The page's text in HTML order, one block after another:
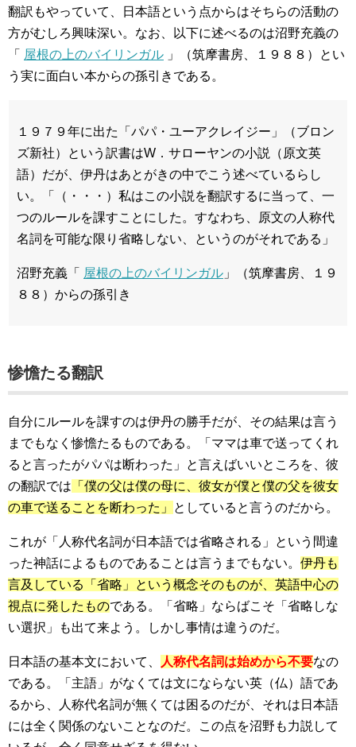
翻訳もやっていて、日本語という点からはそちらの活動の
方がむしろ興味深い。なお、以下に述べるのは沼野充義の
「
屋根の上のバイリンガル 」（筑摩書房、１９８８）とい
う実に面白い本からの孫引きである。
１９７９年に出た「パパ・ユーアクレイジー」（ブロン
ズ新社）という訳書はW．サローヤンの小説（原文英
語）だが、伊丹はあとがきの中でこう述べているらし
い。「（・・・）私はこの小説を翻訳するに当って、一
つのルールを課すことにした。すなわち、原文の人称代
名詞を可能な限り省略しない、というのがそれである」
沼野充義「 屋根の上のバイリンガル 」（筑摩書房、１９
８８）からの孫引き
惨憺たる翻訳
自分にルールを課すのは伊丹の勝手だが、その結果は言う
までもなく惨憺たるものである。「ママは車で送ってくれ
ると言ったがパパは断わった」と言えばいいところを、彼
の翻訳では 「僕の父は僕の母に、彼女が僕と僕の父を彼女
の車で送ることを断わった」
としていると言うのだから。
これが「人称代名詞が日本語では省略される」という間違
った神話によるものであることは言うまでもない。 伊丹も
言及している「省略」という概念そのものが、英語中心の
視点に発したものである。「省略」ならばこそ「省略しな
い選択」も出て来よう。しかし事情は違うのだ。
日本語の基本文において、 人称代名詞は始めから不要なの
である。「主語」がなくては文にならない英（仏）語であ
るから、人称代名詞が無くては困るのだが、それは日本語
には全く関係のないことなのだ。この点を沼野も力説して